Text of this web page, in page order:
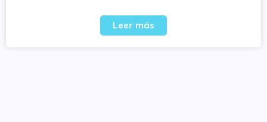
Leer más